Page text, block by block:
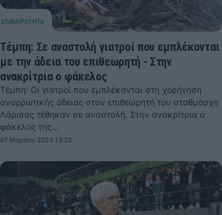
Τέμπη: Σε αναστολή γιατροί που εμπλέκονται
με την άδεια του επιθεωρητή - Στην
ανακρίτρια ο φάκελος
Τέμπη: Οι γιατροί που εμπλέκονται στη χορήγηση
αναρρωτικής άδειας στον επιθεωρητή του σταθμάρχη
Λάρισας τέθηκαν σε αναστολή. Στην ανακρίτρια ο
φάκελος της…
07 Μαρτίου 2023 13:20